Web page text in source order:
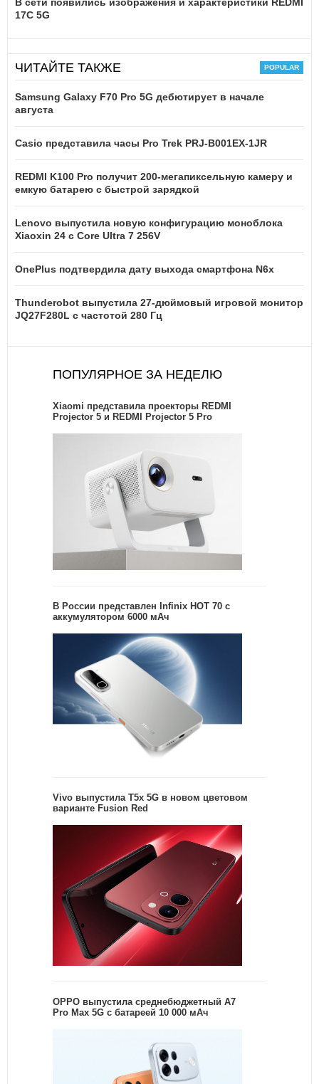
17C 5G
ЧИТАЙТЕ ТАКЖЕ
Samsung Galaxy F70 Pro 5G дебютирует в начале
августа
Casio представила часы Pro Trek PRJ-B001EX-1JR
REDMI K100 Pro получит 200-мегапиксельную камеру и
емкую батарею с быстрой зарядкой
Lenovo выпустила новую конфигурацию моноблока
Xiaoxin 24 с Core Ultra 7 256V
OnePlus подтвердила дату выхода смартфона N6x
Thunderobot выпустила 27-дюймовый игровой монитор
JQ27F280L с частотой 280 Гц
ПОПУЛЯРНОЕ ЗА НЕДЕЛЮ
Xiaomi представила проекторы REDMI
Projector 5 и REDMI Projector 5 Pro
В России представлен Infinix HOT 70 с
аккумулятором 6000 мАч
Vivo выпустила T5x 5G в новом цветовом
варианте Fusion Red
OPPO выпустила среднебюджетный A7
Pro Max 5G с батареей 10 000 мАч